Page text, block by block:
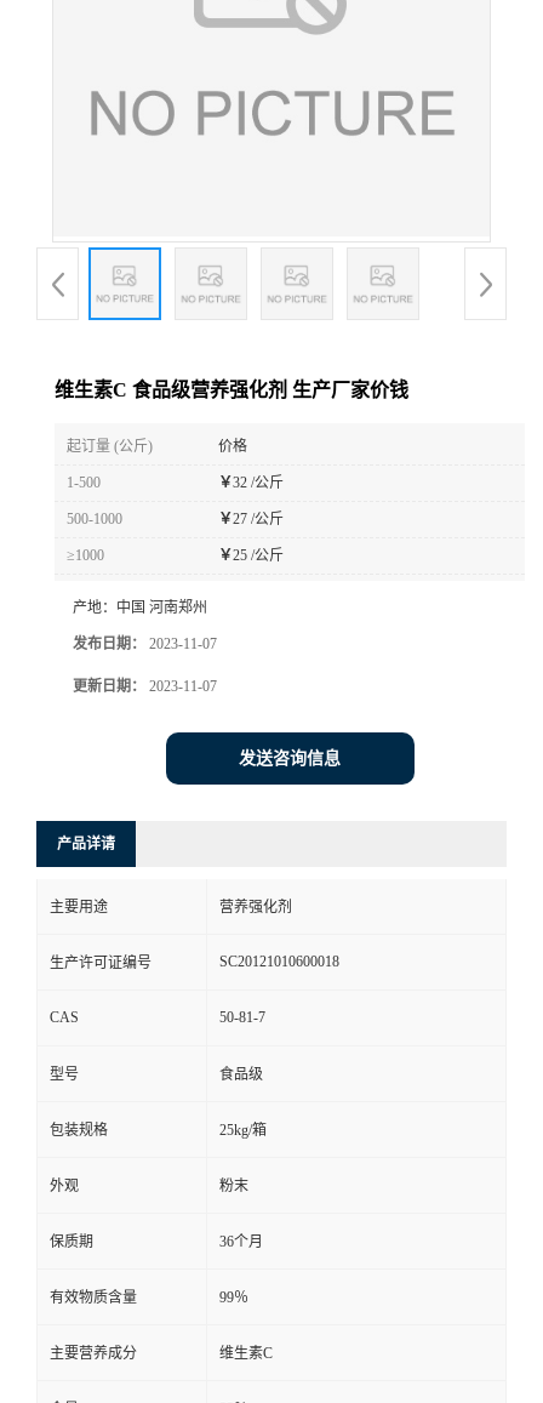
维生素C 食品级营养强化剂 生产厂家价钱
起订量 (公斤) 价格
1-500 ￥32 /公斤
500-1000 ￥27 /公斤
≥1000 ￥25 /公斤
产地： 中国 河南郑州
发布日期： 2023-11-07
更新日期： 2023-11-07
发送咨询信息
产品详请
主要用途 营养强化剂
生产许可证编号 SC20121010600018
CAS 50-81-7
型号 食品级
包装规格 25kg/箱
外观 粉末
保质期 36个月
有效物质含量 99％
主要营养成分 维生素C